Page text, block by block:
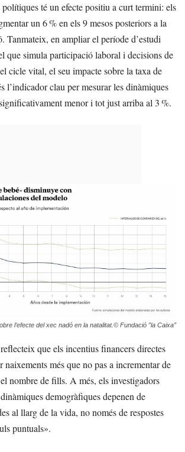
té un efecte positiu a curt termini: els
un 6 % en els 9 mesos posteriors a la
Tanmateix, en ampliar el període d’estudi
que simula participació laboral i decisions de
cicle vital, el seu impacte sobre la taxa de
l’indicador clau per mesurar les dinàmiques
menor i tot just arriba al 3 %.
l’efecte del xec nadó en la natalitat.© Fundació ”la Caixa”
que els incentius financers directes
naixements més que no pas a incrementar de
nombre de fills. A més, els investigadors
demogràfiques depenen de
al llarg de la vida, no només de respostes
puntuals».